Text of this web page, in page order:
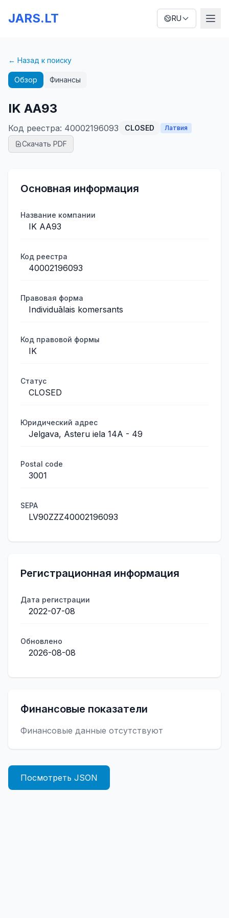
JARS.LT RU
← Назад к поиску
Обзор Финансы
IK AA93
Код реестра: 40002196093 CLOSED Латвия
Скачать PDF
Основная информация
Название компании
IK AA93
Код реестра
40002196093
Правовая форма
Individuālais komersants
Код правовой формы
IK
Статус
CLOSED
Юридический адрес
Jelgava, Asteru iela 14A - 49
Postal code
3001
SEPA
LV90ZZZ40002196093
Регистрационная информация
Дата регистрации
2022-07-08
Обновлено
2026-08-08
Финансовые показатели
Финансовые данные отсутствуют
Посмотреть JSON